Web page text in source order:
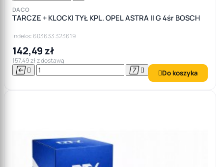
DACO
TARCZE + KLOCKI TYŁ KPL. OPEL ASTRA II G 4śr BOSCH
Indeks: 603633 323619
142,49 zł
157,49 zł z dostawą
    Do koszyka